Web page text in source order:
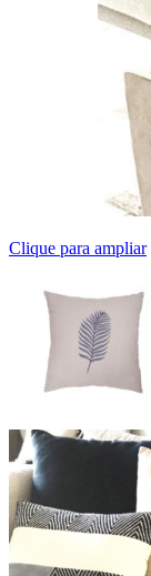
Clique para ampliar